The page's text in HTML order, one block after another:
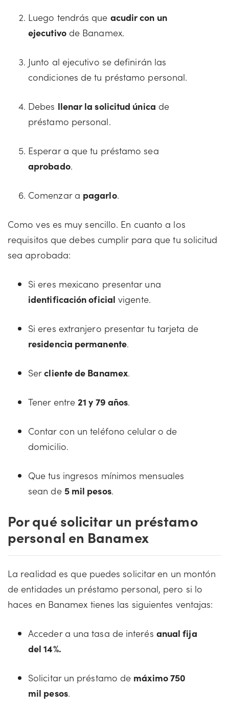
Luego tendrás que acudir con un
ejecutivode Banamex.
Junto al ejecutivo se definirán las
condiciones de tu préstamo personal.
Debes llenar la solicitud única de
préstamo personal.
Esperar a que tu préstamo sea
aprobado.
Comenzar a pagarlo.
Como ves es muy sencillo. En cuanto a los
requisitos que debes cumplir para que tu solicitud
sea aprobada:
Si eres mexicano presentar una
identificación oficial vigente.
Si eres extranjero presentar tu tarjeta de
residencia permanente.
Sercliente de Banamex.
Tener entre21 y 79 años.
Contar con un teléfono celular o de
domicilio.
Que tus ingresos mínimos mensuales
sean de 5 mil pesos.
Por qué solicitar un préstamo
personal en Banamex
La realidad es que puedes solicitar en un montón
de entidades un préstamo personal, pero si lo
haces en Banamex tienes las siguientes ventajas:
Acceder a una tasa de interés anual fija
del 14%.
Solicitar un préstamo de máximo 750
mil pesos.